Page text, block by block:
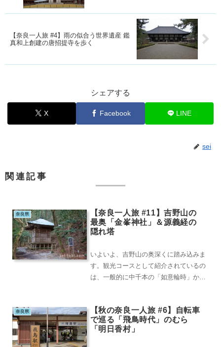
【奈良一人旅 #4】雨の似合う世界遺産 鑑
真和上創建の唐招提寺を歩く
シェアする
X Facebook LINE
sei
関連記事
奈良県
【奈良一人旅 #11】吉野山の
最奥「金峯神社」＆源義経の
隠れ塔
いよいよ、吉野山の奥深くに踏み込みま
す。観光コースとして紹介されているの
は、一般的に中千本の「如意輪時」か
奈良県
【秋の奈良一人旅 #6】自転車
で巡る「飛鳥時代」のむら
「明日香村」